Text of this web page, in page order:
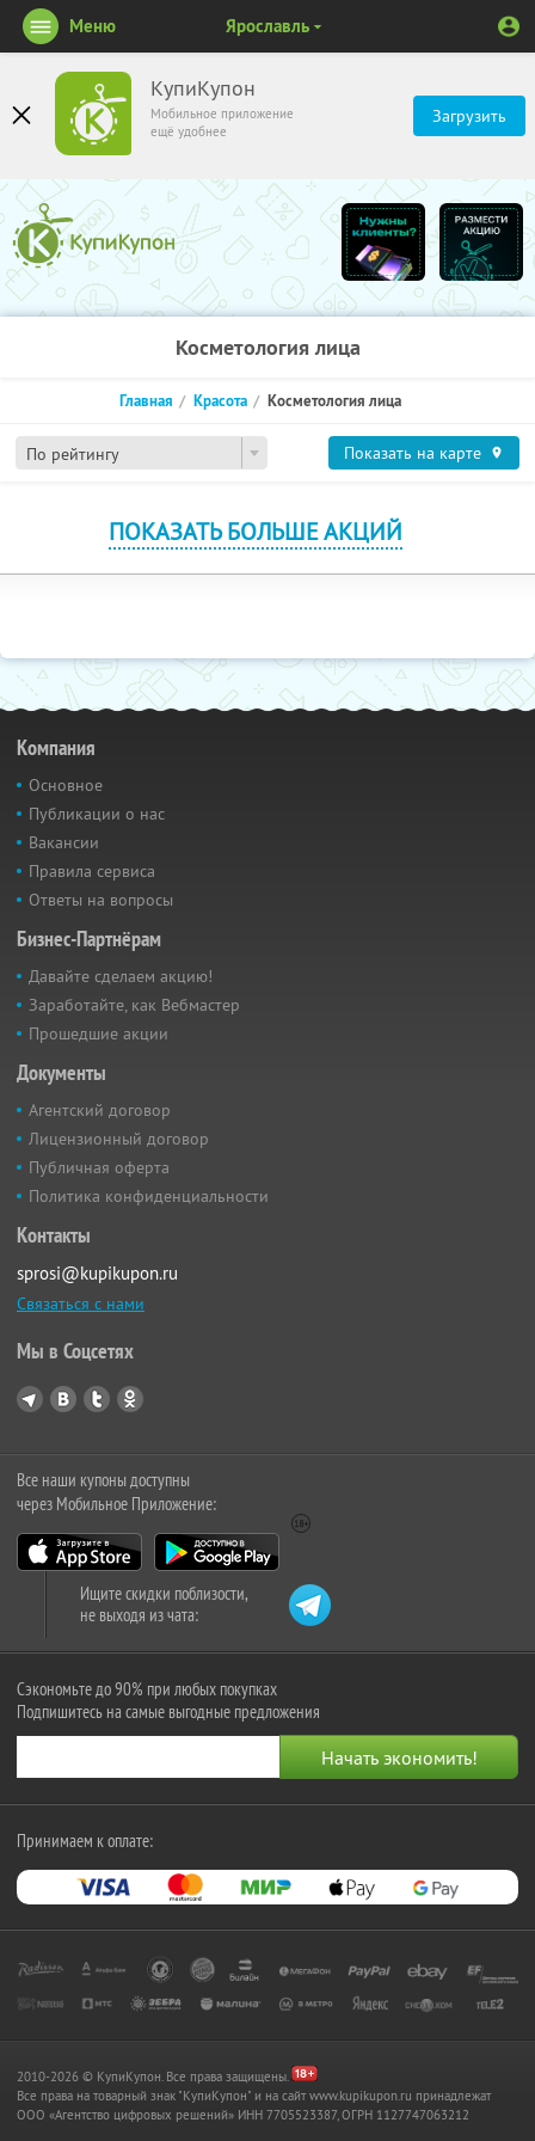
КупиКупон
Мобильное приложение
ещё удобнее
Загрузить
Меню Ярославль
Косметология лица
По рейтингу
Главная Красота Косметология лица
Показать на карте
ПОКАЗАТЬ БОЛЬШЕ АКЦИЙ
Компания
Основное
Публикации о нас
Вакансии
Правила сервиса
Ответы на вопросы
Бизнес-Партнёрам
Давайте сделаем акцию!
Заработайте, как Вебмастер
Прошедшие акции
Документы
Агентский договор
Лицензионный договор
Публичная оферта
Политика конфиденциальности
Контакты
sprosi@kupikupon.ru
Связаться с нами
Мы в Соцсетях
Все наши купоны доступны
через Мобильное Приложение:
Ищите скидки поблизости,
не выходя из чата:
Сэкономьте до 90% при любых покупках
Подпишитесь на самые выгодные предложения
Принимаем к оплате:
2010-2026 © КупиКупон. Все права защищены.
Все права на товарный знак "КупиКупон" и на сайт www.kupikupon.ru принадлежат
OOO «Агентство цифровых решений» ИНН 7705523387, ОГРН 1127747063212